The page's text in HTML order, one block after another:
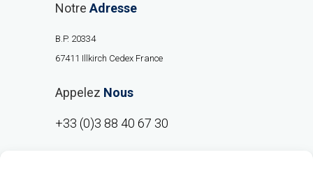
Notre Adresse
B.P. 20334
67411 Illkirch Cedex France
Appelez Nous
+33 (0)3 88 40 67 30